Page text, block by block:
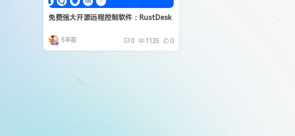
免费强大开源远程控制软件：RustDesk
5年前 0 1125 0